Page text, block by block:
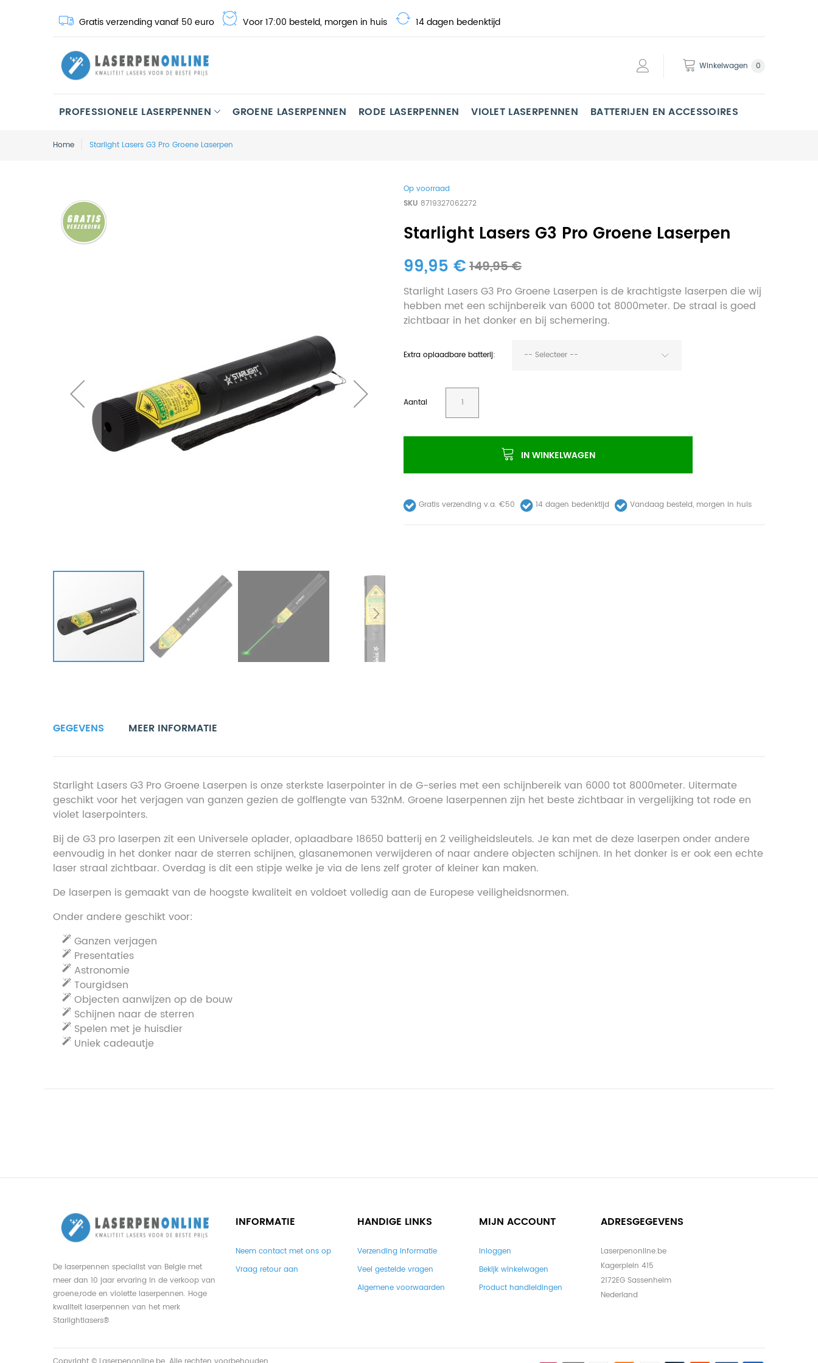
Gratis verzending vanaf 50 euro Voor 17:00 besteld, morgen in huis 14 dagen bedenktijd
Winkelwagen 0
PROFESSIONELE LASERPENNEN GROENE LASERPENNEN RODE LASERPENNEN VIOLET LASERPENNEN BATTERIJEN EN ACCESSOIRES
Home Starlight Lasers G3 Pro Groene Laserpen
Op voorraad
SKU 8719327062272
Starlight Lasers G3 Pro Groene Laserpen
99,95 €149,95 €
Starlight Lasers G3 Pro Groene Laserpen is de krachtigste laserpen die wij
hebben met een schijnbereik van 6000 tot 8000meter. De straal is goed
zichtbaar in het donker en bij schemering.
Extra oplaadbare batterij: -- Selecteer --
Aantal
IN WINKELWAGEN
Gratis verzending v.a. €50 14 dagen bedenktijd Vandaag besteld, morgen in huis
GEGEVENS
Starlight Lasers G3 Pro Groene Laserpen is onze sterkste laserpointer in de G-series met een schijnbereik van 6000 tot 8000meter. Uitermate
geschikt voor het verjagen van ganzen gezien de golflengte van 532nM. Groene laserpennen zijn het beste zichtbaar in vergelijking tot rode en
violet laserpointers.
Bij de G3 pro laserpen zit een Universele oplader, oplaadbare 18650 batterij en 2 veiligheidsleutels. Je kan met de deze laserpen onder andere
eenvoudig in het donker naar de sterren schijnen, glasanemonen verwijderen of naar andere objecten schijnen. In het donker is er ook een echte
laser straal zichtbaar. Overdag is dit een stipje welke je via de lens zelf groter of kleiner kan maken.
De laserpen is gemaakt van de hoogste kwaliteit en voldoet volledig aan de Europese veiligheidsnormen.
Onder andere geschikt voor:
Ganzen verjagen
Presentaties
Astronomie
Tourgidsen
Objecten aanwijzen op de bouw
Schijnen naar de sterren
Spelen met je huisdier
Uniek cadeautje
MEER INFORMATIE
De laserpennen specialist van Belgie met
meer dan 10 jaar ervaring in de verkoop van
groene,rode en violette laserpennen. Hoge
kwaliteit laserpennen van het merk
Starlightlasers®
INFORMATIE
Neem contact met ons op
Vraag retour aan
HANDIGE LINKS
Verzending informatie
Veel gestelde vragen
Algemene voorwaarden
MIJN ACCOUNT
Inloggen
Bekijk winkelwagen
Product handleidingen
ADRESGEGEVENS
Laserpenonline.be
Kagerplein 415
2172EG Sassenheim
Nederland